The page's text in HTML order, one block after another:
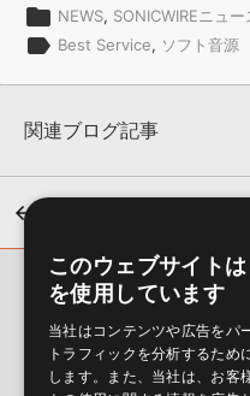
folder NEWS, SONICWIREニュー
label Best Service, ソフト音源
関連ブログ記事
【急募】DTM俳句入門～こ
2026年8月7日 15:00
【ENGINE AUDIO（by BEST
会社概要
環境保護（CSR）への
サイト動作環境
利用規約
このウェブサイト
を使用しています
当社はコンテンツや広告をパ
トラフィックを分析するため
します。また、当社は、お客